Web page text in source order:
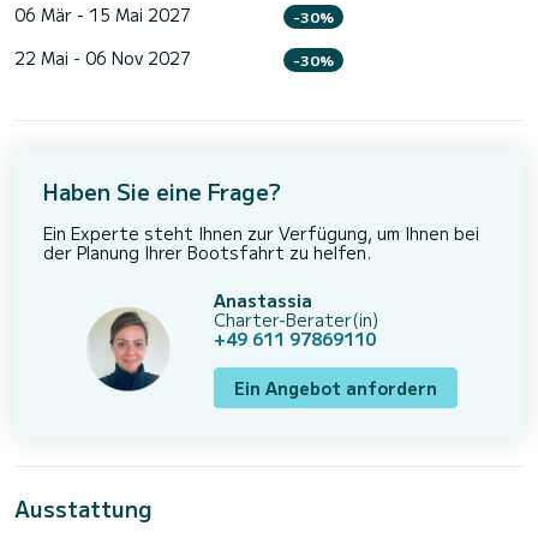
06 Mär - 15 Mai 2027 -30%
22 Mai - 06 Nov 2027 -30%
Haben Sie eine Frage?
Ein Experte steht Ihnen zur Verfügung, um Ihnen bei
der Planung Ihrer Bootsfahrt zu helfen.
Anastassia
Charter-Berater(in)
+49 611 97869110
Ein Angebot anfordern
Ausstattung